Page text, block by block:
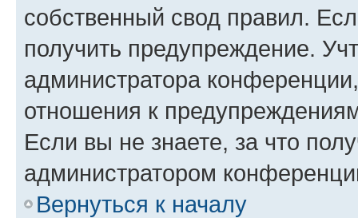
собственный свод правил.
получить предупреждение.
администратора
отношения к
Если вы не знаете, за что
администратором
Вернуться к началу